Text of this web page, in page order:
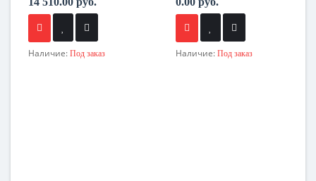
Наличие: Под заказ Наличие: Под заказ